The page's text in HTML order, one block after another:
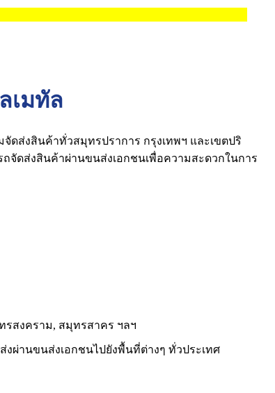
เมทัล
ดส่งสินค้าทั่วสมุทรปราการ กรุงเทพฯ และเขตปริ
ดส่งสินค้าผ่านขนส่งเอกชนเพื่อความสะดวกในการ
สงคราม, สมุทรสาคร ฯลฯ
งผ่านขนส่งเอกชนไปยังพื้นที่ต่างๆ ทั่วประเทศ